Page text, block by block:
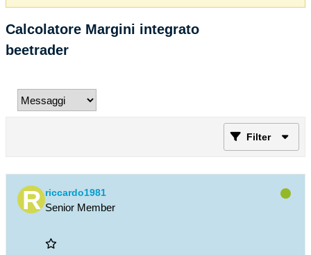
Calcolatore Margini integrato
beetrader
Filter
riccardo1981
Senior Member